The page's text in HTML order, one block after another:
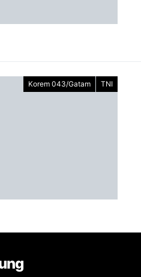
Korem 043/Gatam TNI